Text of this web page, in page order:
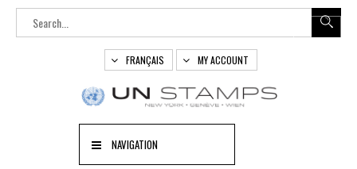
FRANÇAIS MY ACCOUNT
NAVIGATION